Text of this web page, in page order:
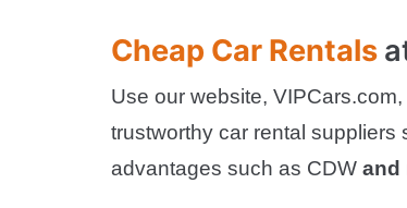
Cheap Car Rentals
Use our website,
trustworthy car rental
advantages such as CDW and